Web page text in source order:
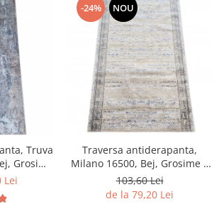
Truva
Grosime
Lei
-24% NOU
Traversa antiderapanta,
Milano 16500, Bej, Grosime 4
mm
103,60 Lei
de la 79,20 Lei